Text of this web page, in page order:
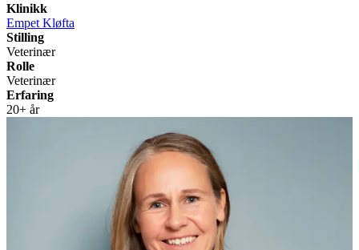
Klinikk
Empet Kløfta
Stilling
Veterinær
Rolle
Veterinær
Erfaring
20+ år